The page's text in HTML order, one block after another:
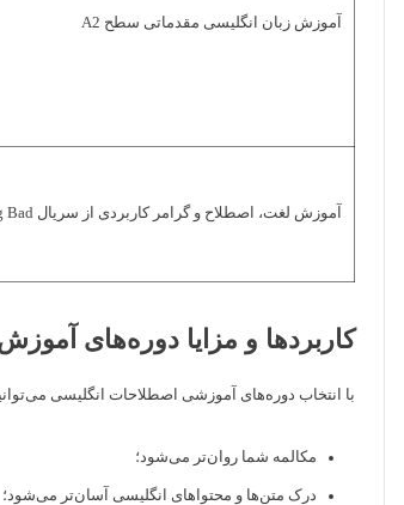
آموزش زبان انگلیسی مقدماتی سطح A2
آموزش لغت، اصطلاح و گرامر کاربردی از سریال Breaking Bad
کاربردها و مزایا دوره‌های
با انتخاب دوره‌های آموزشی اصطلاحات انگلیسی
مکالمه شما روان‌تر می‌شود؛
درک متن‌ها و محتواهای انگلیسی آسان‌تر می‌شود؛